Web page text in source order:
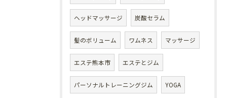
ヘッドマッサージ 炭酸セラム
髪のボリューム ワムネス マッサージ
エステ熊本市 エステとジム
パーソナルトレーニングジム YOGA